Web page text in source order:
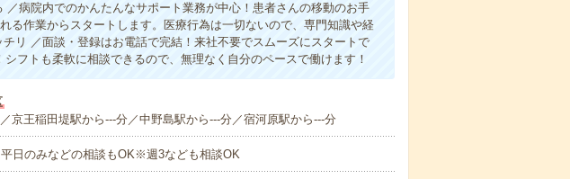
／病院内でのかんたんなサポート業務が中心！患者さんの移動のお手
る作業からスタートします。医療行為は一切ないので、専門知識や経
リ ／面談・登録はお電話で完結！来社不要でスムーズにスタートで
フトも柔軟に相談できるので、無理なく自分のペースで働けます！
京王稲田堤駅から---分／中野島駅から---分／宿河原駅から---分
日のみなどの相談もOK※週3なども相談OK